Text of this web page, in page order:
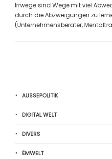
Irrwege sind Wege mit viel
durch die Abzweigungen zu
(Unternehmensberater,
AUSSEPOLITIK
DIGITAL WELT
DIVERS
ËMWELT